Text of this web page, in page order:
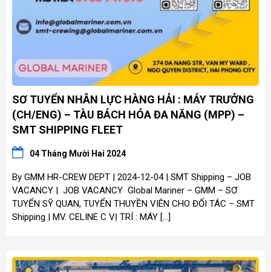
SƠ TUYỂN NHÂN LỰC HÀNG HẢI : MÁY TRƯỞNG
(CH/ENG) – TÀU BÁCH HÓA ĐA NĂNG (MPP) –
SMT SHIPPING FLEET
04 Tháng Mười Hai 2024
By GMM HR-CREW DEPT | 2024-12-04 | SMT Shipping – JOB
VACANCY | JOB VACANCY Global Mariner – GMM – SƠ
TUYỂN SỸ QUAN, TUYỂN THUYỀN VIÊN CHO ĐỐI TÁC – SMT
Shipping | MV. CELINE C VỊ TRÍ : MÁY […]